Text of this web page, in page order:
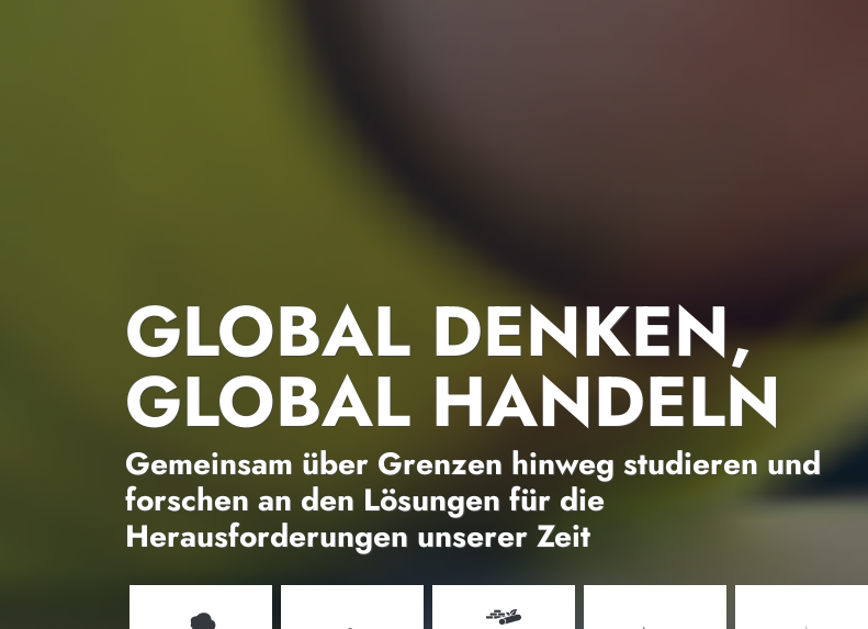
GLOBAL DENKEN,
GLOBAL HANDELN
Gemeinsam über Grenzen hinweg studieren und
forschen an den Lösungen für die
Herausforderungen unserer Zeit